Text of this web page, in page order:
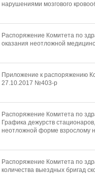
нарушениями мозгового
Распоряжение Комитета по
оказания неотложной
Приложение к распоряжению
27.10.2017 №403-р
Распоряжение Комитета по
Графика дежурств
неотложной форме взрослому
Распоряжение Комитета по
количества выездных бригад